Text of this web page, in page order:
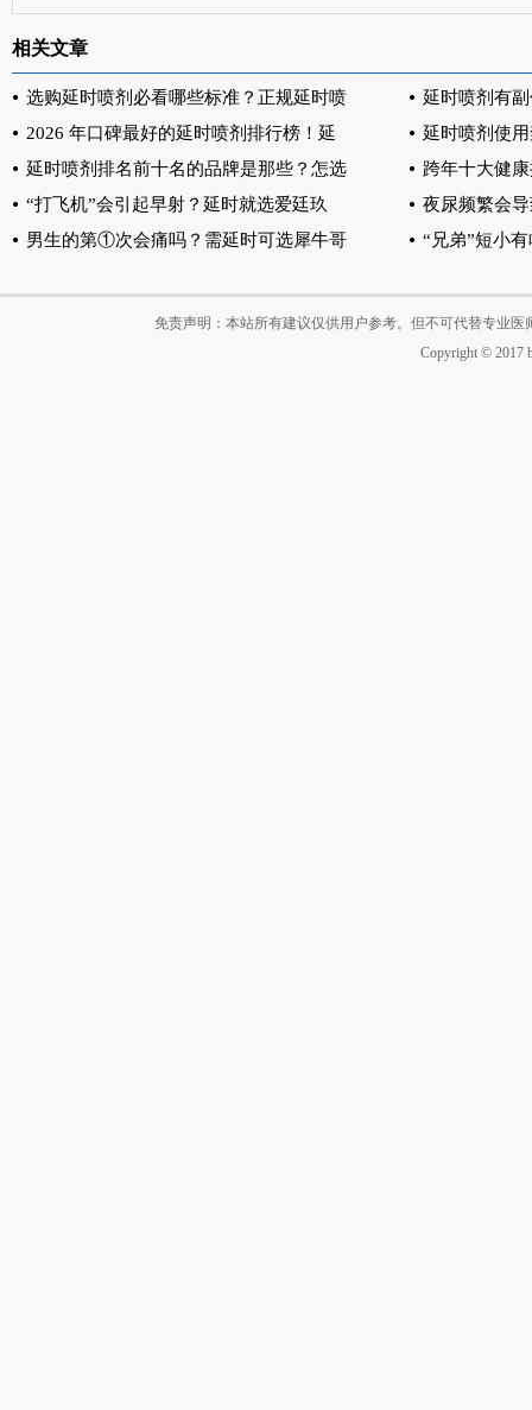
相关文章
选购延时喷剂必看哪些标准？正规延时喷
延时喷剂有
2026 年口碑最好的延时喷剂排行榜！延
延时喷剂使
延时喷剂排名前十名的品牌是那些？怎选
跨年十大健
“打飞机”会引起早射？延时就选爱廷玖
夜尿频繁会
男生的第①次会痛吗？需延时可选犀牛哥
“兄弟”短小
免责声明：本站所有建议仅供用户参考。但不可代替专业
Copyright © 2017